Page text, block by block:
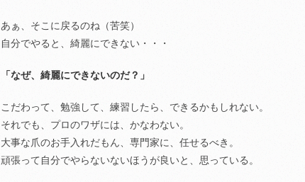
あぁ、そこに戻るのね（苦笑）
自分でやると、綺麗にできない・・・
「なぜ、綺麗にできないのだ？」
こだわって、勉強して、練習したら、できるかもしれない。
それでも、プロのワザには、かなわない。
大事な爪のお手入れだもん、専門家に、任せるべき。
頑張って自分でやらないないほうが良いと、思っている。